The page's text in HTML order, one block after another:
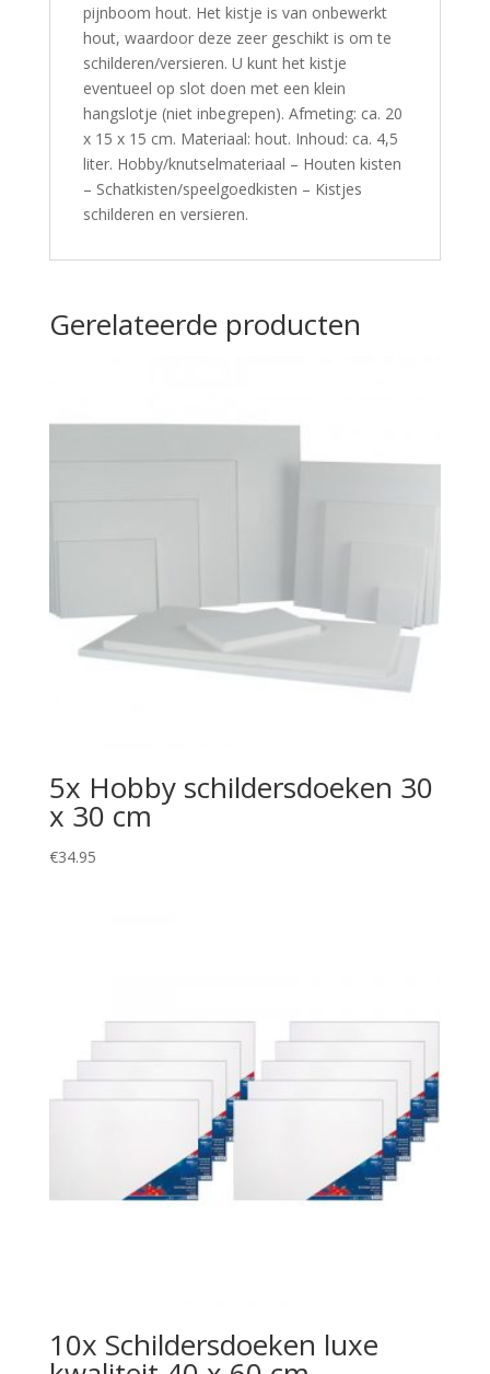
pijnboom hout. Het kistje is van onbewerkt
hout, waardoor deze zeer geschikt is om te
schilderen/versieren. U kunt het kistje
eventueel op slot doen met een klein
hangslotje (niet inbegrepen). Afmeting: ca. 20
x 15 x 15 cm. Materiaal: hout. Inhoud: ca. 4,5
liter. Hobby/knutselmateriaal – Houten kisten
– Schatkisten/speelgoedkisten – Kistjes
schilderen en versieren.
Gerelateerde producten
5x Hobby schildersdoeken 30
x 30 cm
€34.95
10x Schildersdoeken luxe